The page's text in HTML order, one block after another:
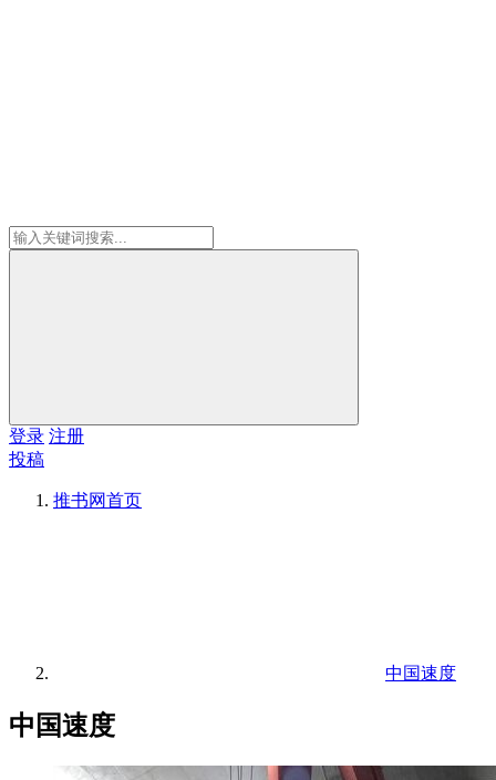
登录 注册
投稿
推书网首页
中国速度
中国速度